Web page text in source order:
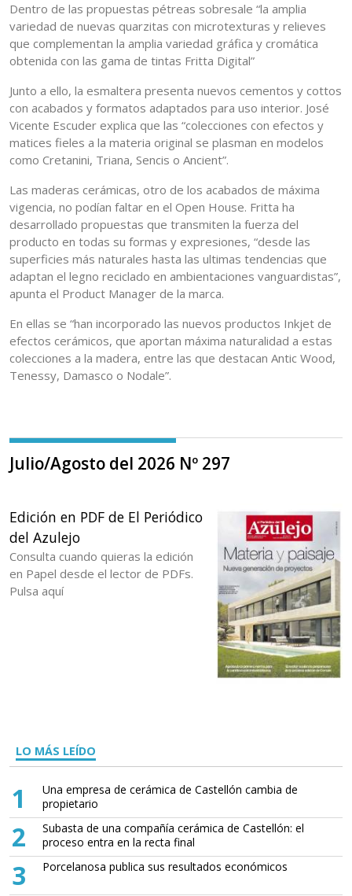
Dentro de las propuestas pétreas sobresale “la amplia
variedad de nuevas quarzitas con microtexturas y relieves
que complementan la amplia variedad gráfica y cromática
obtenida con las gama de tintas Fritta Digital”
Junto a ello, la esmaltera presenta nuevos cementos y cottos
con acabados y formatos adaptados para uso interior. José
Vicente Escuder explica que las “colecciones con efectos y
matices fieles a la materia original se plasman en modelos
como Cretanini, Triana, Sencis o Ancient”.
Las maderas cerámicas, otro de los acabados de máxima
vigencia, no podían faltar en el Open House. Fritta ha
desarrollado propuestas que transmiten la fuerza del
producto en todas su formas y expresiones, “desde las
superficies más naturales hasta las ultimas tendencias que
adaptan el legno reciclado en ambientaciones vanguardistas”,
apunta el Product Manager de la marca.
En ellas se “han incorporado las nuevos productos Inkjet de
efectos cerámicos, que aportan máxima naturalidad a estas
colecciones a la madera, entre las que destacan Antic Wood,
Tenessy, Damasco o Nodale”.
Julio/Agosto del 2026 Nº 297
Edición en PDF de El Periódico
del Azulejo
Consulta cuando quieras la edición
en Papel desde el lector de PDFs.
Pulsa aquí
LO MÁS LEÍDO
1
Una empresa de cerámica de Castellón cambia de
propietario
2
Subasta de una compañía cerámica de Castellón: el
proceso entra en la recta final
3 Porcelanosa publica sus resultados económicos